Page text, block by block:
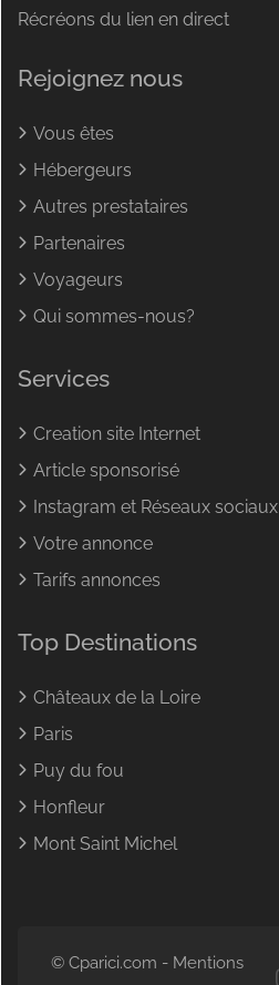
Récréons du lien en direct
Rejoignez nous
Vous êtes
Hébergeurs
Autres prestataires
Partenaires
Voyageurs
Qui sommes-nous?
Services
Creation site Internet
Article sponsorisé
Instagram et Réseaux sociaux
Votre annonce
Tarifs annonces
Top Destinations
Châteaux de la Loire
Paris
Puy du fou
Honfleur
Mont Saint Michel
© Cparici.com - Mentions